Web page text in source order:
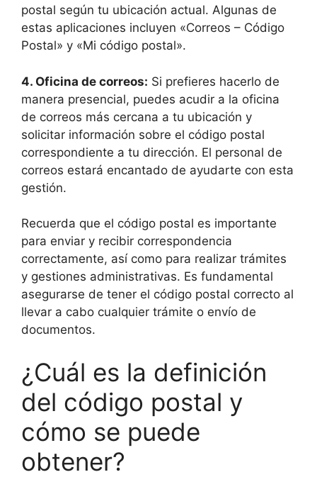
postal según tu ubicación actual. Algunas de
estas aplicaciones incluyen «Correos – Código
Postal» y «Mi código postal».
4. Oficina de correos: Si prefieres hacerlo de
manera presencial, puedes acudir a la oficina
de correos más cercana a tu ubicación y
solicitar información sobre el código postal
correspondiente a tu dirección. El personal de
correos estará encantado de ayudarte con esta
gestión.
Recuerda que el código postal es importante
para enviar y recibir correspondencia
correctamente, así como para realizar trámites
y gestiones administrativas. Es fundamental
asegurarse de tener el código postal correcto al
llevar a cabo cualquier trámite o envío de
documentos.
¿Cuál es la definición
del código postal y
cómo se puede
obtener?